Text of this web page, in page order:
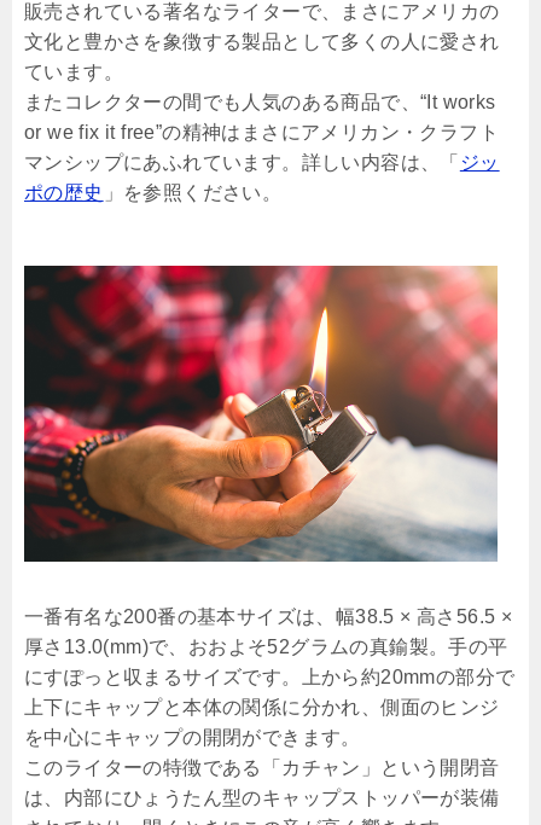
販売されている著名なライターで、まさにアメリカの
文化と豊かさを象徴する製品として多くの人に愛され
ています。
またコレクターの間でも人気のある商品で、“It works
or we fix it free”の精神はまさにアメリカン・クラフト
マンシップにあふれています。詳しい内容は、「 ジッ
ポの歴史 」を参照ください。
一番有名な200番の基本サイズは、幅38.5 × 高さ56.5 ×
厚さ13.0(mm)で、おおよそ52グラムの真鍮製。手の平
にすぽっと収まるサイズです。上から約20mmの部分で
上下にキャップと本体の関係に分かれ、側面のヒンジ
を中心にキャップの開閉ができます。
このライターの特徴である「カチャン」という開閉音
は、内部にひょうたん型のキャップストッパーが装備